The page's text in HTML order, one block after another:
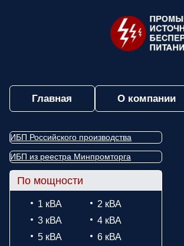
Главная О компании
ИБП Российского производства
ИБП из реестра Минпромторга
По мощности
1 кВА
2 кВА
3 кВА
4 кВА
5 кВА
6 кВА